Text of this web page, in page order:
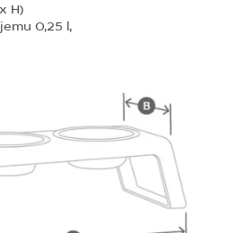
H)
0,25 l,